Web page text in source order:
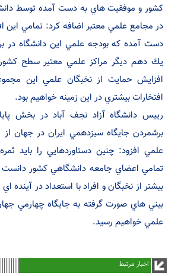
كشور و موفقيت هاي به دست آمده توسط
در مجامع علمي معتبر اضافه كرد: تمامي اين
دست آمده كه بودجه علمي اين دانشگاه در
يك دهم ديگر مراكز علمي معتبر سطح
افزايش حمايت از نخبگان علمي اين
افتخارات بيشتري در اين زمينه خواهيم بود.
ریيس دانشگاه آزاد نجف آباد در بخش
برشمردن جايگاه سيزدهمي ايران در جهان
علمي افزود: چنين دستاوردهايي را بايد
تمامي اعضاي جامعه دانشگاهي كشور
بيشتر از نخبگان و افراد با استعداد در
بيني هاي صورت گرفته به جايگاه چهارمي
علمي خواهيم رسيد.
اخبار مرتبط